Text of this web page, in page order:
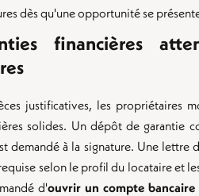
dès qu'une opportunité se
financières
justificatives, les propriétaires
solides. Un dépôt de garantie
demandé à la signature. Une lettre
selon le profil du locataire et
d'ouvrir un compte bancaire